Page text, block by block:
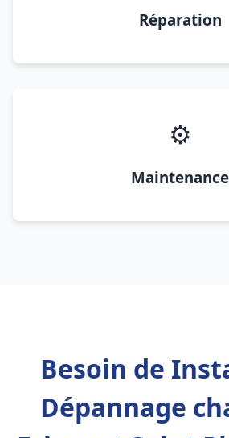
Réparation
⚙️
Maintenance
Besoin de
Dépannage